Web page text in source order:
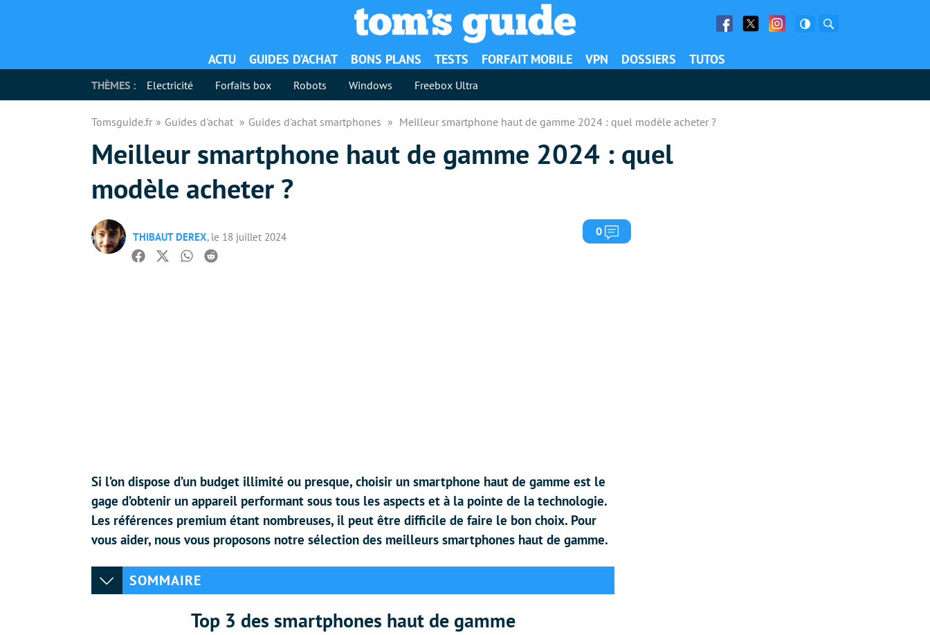
Facebook
Twitter Facebook
ACTU GUIDES D’ACHAT BONS PLANS TESTS FORFAIT MOBILE VPN DOSSIERS TUTOS
THÈMES : Electricité Forfaits box Robots Windows Freebox Ultra
Tomsguide.fr Guides d'achat Guides d'achat smartphones Meilleur smartphone haut de gamme 2024 : quel modèle acheter ?
Meilleur smartphone haut de gamme 2024 : quel
modèle acheter ?
THIBAUT DEREX, le 18 juillet 2024 0 Commentaires
Facebook
TwitterWhatsapp
Reddit
Si l’on dispose d’un budget illimité ou presque, choisir un smartphone haut de gamme est le
gage d’obtenir un appareil performant sous tous les aspects et à la pointe de la technologie.
Les références premium étant nombreuses, il peut être difficile de faire le bon choix. Pour
vous aider, nous vous proposons notre sélection des meilleurs smartphones haut de gamme.
SOMMAIRE
Top 3 des smartphones haut de gamme